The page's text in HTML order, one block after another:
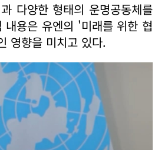
다양한 형태의 운명공동체를
용은 유엔의 '미래를 위한 협
영향을 미치고 있다.